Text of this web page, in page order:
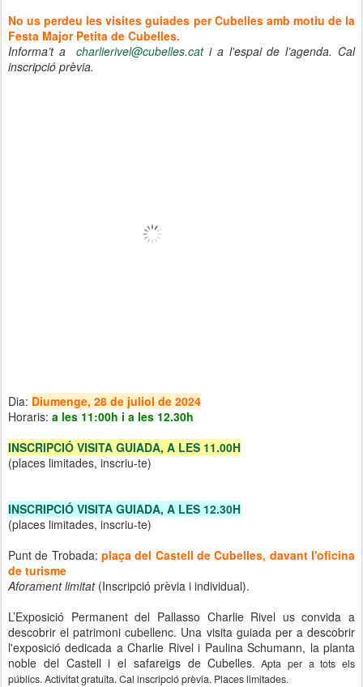
No us perdeu les visites guiades per Cubelles amb motiu de la
Festa Major Petita de Cubelles.
Informa’t acharlierivel@cubelles.cati a l'espai de l’agenda. Cal
inscripció prèvia.
Dia: Diumenge, 28 de juliol de 2024
Horaris: a les 11:00h i a les 12.30h
INSCRIPCIÓ VISITA GUIADA, A LES 11.00H
(places limitades, inscriu-te)
INSCRIPCIÓ VISITA GUIADA, A LES 12.30H
(places limitades, inscriu-te)
Punt de Trobada: plaça del Castell de Cubelles, davant l'oficina
de turisme
Aforament limitat(Inscripció prèvia i individual).
L’Exposició Permanent del Pallasso Charlie Rivel us convida a
descobrir el patrimoni cubellenc. Una visita guiada per a descobrir
l'exposició dedicada a Charlie Rivel i Paulina Schumann, la planta
noble del Castell i el safareigs de Cubelles. Apta per a tots els
públics. Activitat gratuïta. Cal inscripció prèvia. Places limitades.